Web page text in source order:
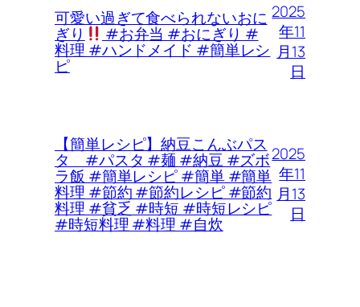
可愛い過ぎて食べられないおに
ぎり #お弁当 #おにぎり #
料理 #ハンドメイド #簡単レシ
ピ
2025
年11
月13
日
【簡単レシピ】納豆こんぶパス
タ #パスタ #麺 #納豆 #ズボ
ラ飯 #簡単レシピ #簡単 #簡単
料理 #節約 #節約レシピ #節約
料理 #貧乏 #時短 #時短レシピ
#時短料理 #料理 #自炊
2025
年11
月13
日